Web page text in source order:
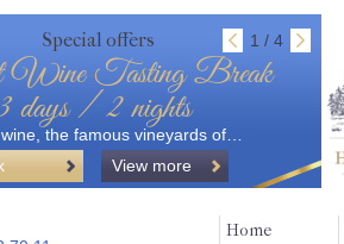
Special offers 1 / 4
Wine Tasting Break
days / 2 nights
the famous vineyards of…
View more
Home